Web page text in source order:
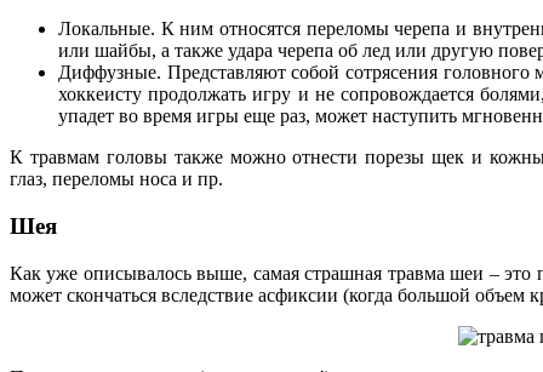
Локальные. К ним относятся переломы черепа и
или шайбы, а также удара черепа об лед или другую
Диффузные. Представляют собой сотрясения головного
хоккеисту продолжать игру и не сопровождается
упадет во время игры еще раз, может наступить
К травмам головы также можно отнести порезы щек и
глаз, переломы носа и пр.
Шея
Как уже описывалось выше, самая страшная травма шеи – это
может скончаться вследствие асфиксии (когда большой